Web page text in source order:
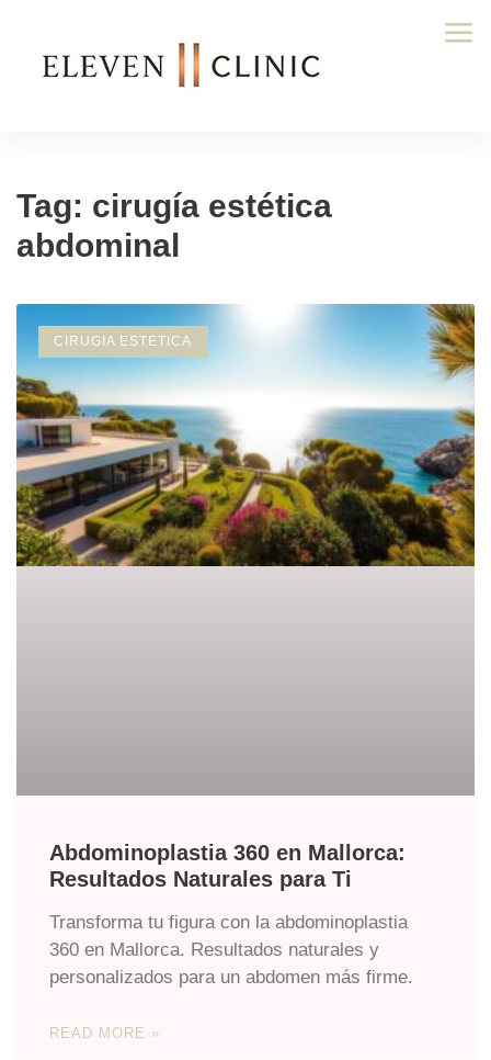
Tag: cirugía estética
abdominal
CIRUGIA ESTETICA
Abdominoplastia 360 en Mallorca:
Resultados Naturales para Ti
Transforma tu figura con la abdominoplastia
360 en Mallorca. Resultados naturales y
personalizados para un abdomen más firme.
READ MORE »